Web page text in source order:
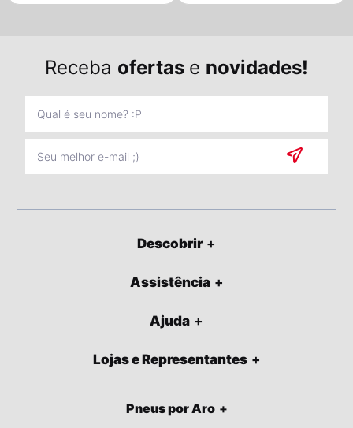
Receba ofertas e novidades!
Descobrir
Assistência
Ajuda
Lojas e Representantes
Pneus por Aro